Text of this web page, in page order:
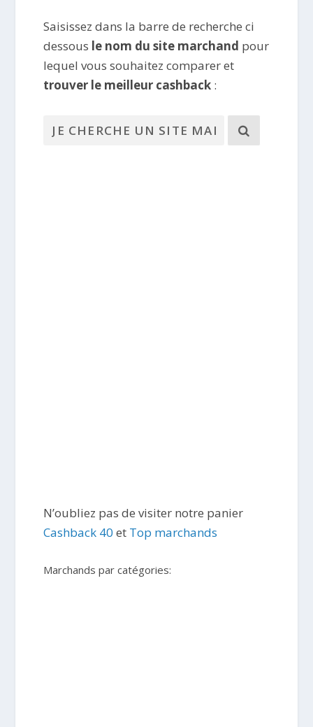
Saisissez dans la barre de recherche ci
dessous le nom du site marchand pour
lequel vous souhaitez comparer et
trouver le meilleur cashback :
N’oubliez pas de visiter notre panier
Cashback 40 et Top marchands
Marchands par catégories: